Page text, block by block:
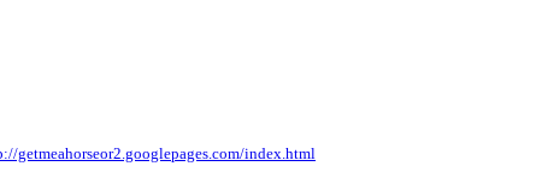
getmeahorseor2.googlepages.com/index.html